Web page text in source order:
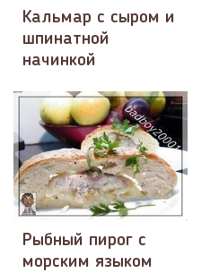
Кальмар с сыром и
шпинатной
начинкой
Рыбный пирог с
морским языком